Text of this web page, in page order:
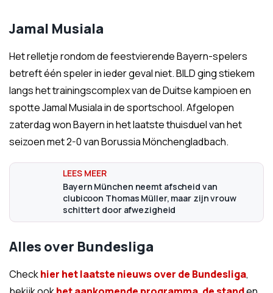
Jamal Musiala
Het relletje rondom de feestvierende Bayern-spelers
betreft één speler in ieder geval niet. BILD ging stiekem
langs het trainingscomplex van de Duitse kampioen en
spotte Jamal Musiala in de sportschool. Afgelopen
zaterdag won Bayern in het laatste thuisduel van het
seizoen met 2-0 van Borussia Mönchengladbach.
Bayern München neemt afscheid van
clubicoon Thomas Müller, maar zijn vrouw
schittert door afwezigheid
Alles over Bundesliga
Checkhier het laatste nieuws over de Bundesliga,